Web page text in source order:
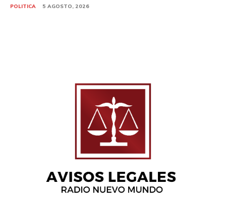
POLITICA 5 AGOSTO, 2026